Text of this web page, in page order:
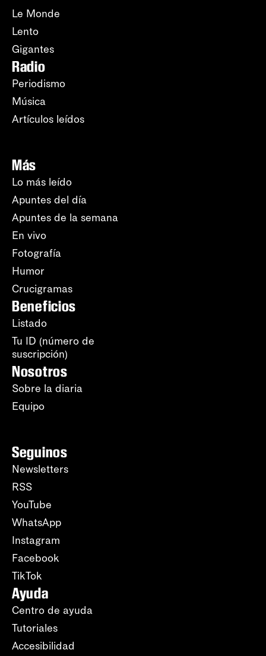
Le Monde
Lento
Gigantes
Radio
Periodismo
Música
Artículos leídos
Más
Lo más leído
Apuntes del día
Apuntes de la semana
En vivo
Fotografía
Humor
Crucigramas
Beneficios
Listado
Tu ID (número de
suscripción)
Nosotros
Sobre la diaria
Equipo
Seguinos
Newsletters
RSS
YouTube
WhatsApp
Instagram
Facebook
TikTok
Ayuda
Centro de ayuda
Tutoriales
Accesibilidad